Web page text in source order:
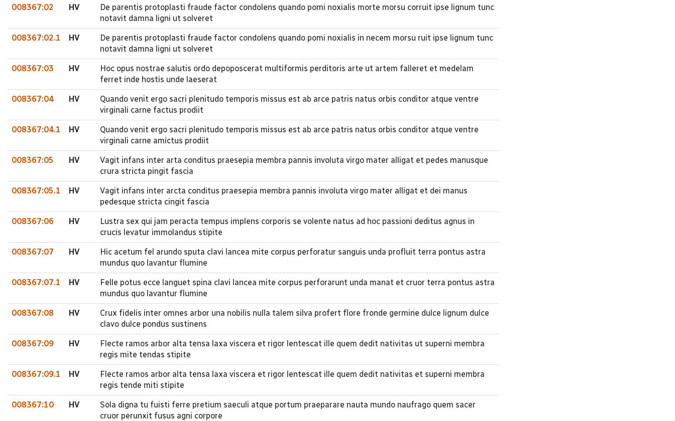
008367:02 HV
De parentis protoplasti fraude factor condolens quando pomi noxialis morte morsu corruit ipse lignum tunc
notavit damna ligni ut solveret
008367:02.1 HV
De parentis protoplasti fraude factor condolens quando pomi noxialis in necem morsu ruit ipse lignum tunc
notavit damna ligni ut solveret
008367:03 HV
Hoc opus nostrae salutis ordo depoposcerat multiformis perditoris arte ut artem falleret et medelam
ferret inde hostis unde laeserat
008367:04 HV
Quando venit ergo sacri plenitudo temporis missus est ab arce patris natus orbis conditor atque ventre
virginali carne factus prodiit
008367:04.1 HV
Quando venit ergo sacri plenitudo temporis missus est ab arce patris natus orbis conditor atque ventre
virginali carne amictus prodiit
008367:05 HV
Vagit infans inter arta conditus praesepia membra pannis involuta virgo mater alligat et pedes manusque
crura stricta pingit fascia
008367:05.1 HV
Vagit infans inter arcta conditus praesepia membra pannis involuta virgo mater alligat et dei manus
pedesque stricta cingit fascia
008367:06 HV
Lustra sex qui jam peracta tempus implens corporis se volente natus ad hoc passioni deditus agnus in
crucis levatur immolandus stipite
008367:07 HV
Hic acetum fel arundo sputa clavi lancea mite corpus perforatur sanguis unda profluit terra pontus astra
mundus quo lavantur flumine
008367:07.1 HV
Felle potus ecce languet spina clavi lancea mite corpus perforarunt unda manat et cruor terra pontus astra
mundus quo lavantur flumine
008367:08 HV
Crux fidelis inter omnes arbor una nobilis nulla talem silva profert flore fronde germine dulce lignum dulce
clavo dulce pondus sustinens
008367:09 HV
Flecte ramos arbor alta tensa laxa viscera et rigor lentescat ille quem dedit nativitas ut superni membra
regis mite tendas stipite
008367:09.1 HV
Flecte ramos arbor alta tensa laxa viscera et rigor lentescat ille quem dedit nativitas et superni membra
regis tende miti stipite
008367:10 HV
Sola digna tu fuisti ferre pretium saeculi atque portum praeparare nauta mundo naufrago quem sacer
cruor perunxit fusus agni corpore